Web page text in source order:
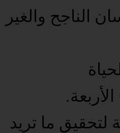
الناجح والغير
لتحقيق ما تريد